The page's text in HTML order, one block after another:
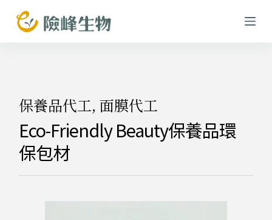
跳
至
保養品代工,面膜代工
Eco-Friendly Beauty保養品環
保包材